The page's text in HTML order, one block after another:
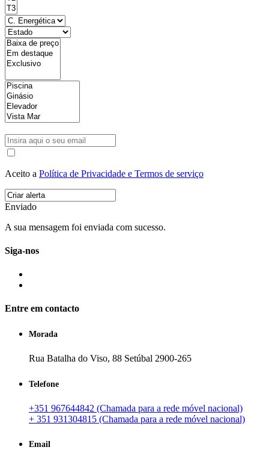
Aceito a Política de Privacidade e Termos de serviço
Enviado
A sua mensagem foi enviada com sucesso.
Siga-nos
Entre em contacto
Morada
Rua Batalha do Viso, 88 Setúbal 2900-265
Telefone
+351 967644842 (Chamada para a rede móvel nacional)
+ 351 931304815 (Chamada para a rede móvel nacional)
Email